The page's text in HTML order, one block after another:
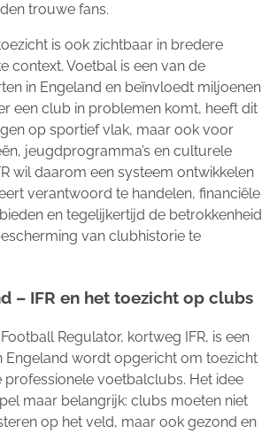
trouwe fans.
is ook zichtbaar in bredere
context. Voetbal is een van de
in Engeland en beïnvloedt miljoenen
een club in problemen komt, heeft dit
op sportief vlak, maar ook voor
jeugdprogramma’s en culturele
wil daarom een systeem ontwikkelen
verantwoord te handelen, financiële
en tegelijkertijd de betrokkenheid
van clubhistorie te
– IFR en het toezicht op clubs
Regulator, kortweg IFR, is een
Engeland wordt opgericht om toezicht
voetbalclubs. Het idee
maar belangrijk: clubs moeten niet
op het veld, maar ook gezond en